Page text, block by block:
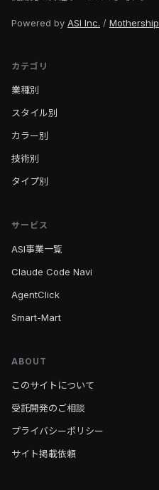
Powered by ASI Inc. / Mothership
カテゴリ
業種別
スタイル別
カラー別
技術別
タイプ別
サービス
ASI事業一覧
Claude Code Navi
AgentClick
Smart-Mart
ABOUT
このサイトについて
受託開発のご相談
プライバシーポリシー
サイト掲載依頼